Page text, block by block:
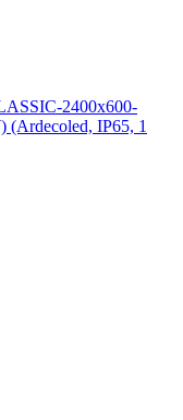
2400x600-
IP65, 1